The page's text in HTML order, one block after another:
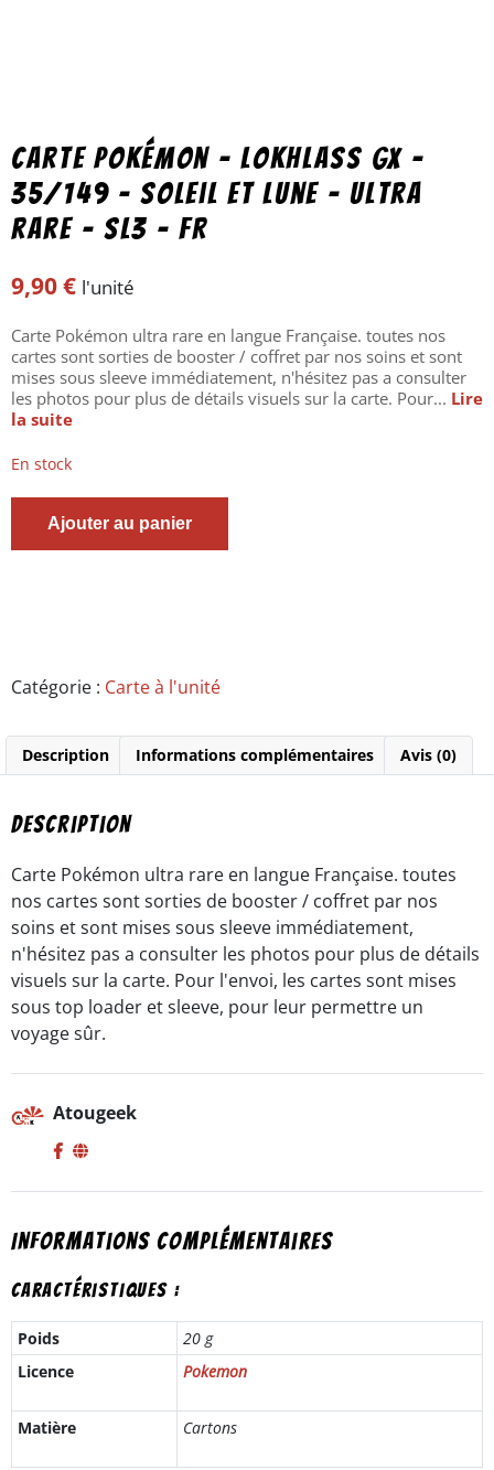
Carte Pokémon – Lokhlass GX –
35/149 – Soleil et Lune – ultra
rare – SL3 – FR
9,90€ l'unité
Carte Pokémon ultra rare en langue Française. toutes nos
cartes sont sorties de booster / coffret par nos soins et sont
mises sous sleeve immédiatement, n'hésitez pas a consulter
les photos pour plus de détails visuels sur la carte. Pour... Lire
la suite
En stock
Carte
-
et
Lune
-
rare
-
FR
Ajouter au panier
Catégorie : Carte à l'unité
Description Informations complémentaires Avis (0)
Description
Carte Pokémon ultra rare en langue Française. toutes
nos cartes sont sorties de booster / coffret par nos
soins et sont mises sous sleeve immédiatement,
n'hésitez pas a consulter les photos pour plus de détails
visuels sur la carte. Pour l'envoi, les cartes sont mises
sous top loader et sleeve, pour leur permettre un
voyage sûr.
Atougeek
Informations complémentaires
Caractéristiques :
Poids
20 g
Licence
Pokemon
Matière Cartons